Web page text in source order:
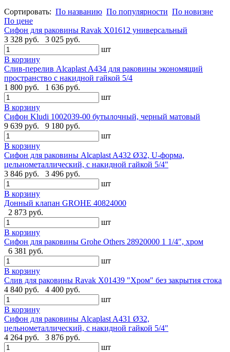
Сортировать: По названию По популярности По новизне
По цене
Сифон для раковины Ravak X01612 универсальный
3 328 руб.
3 025 руб.
шт
В корзину
Слив-перелив Alcaplast A434 для раковины экономящий
пространство с накидной гайкой 5/4
1 800 руб.
1 636 руб.
шт
В корзину
Сифон Kludi 1002039-00 бутылочный, черный матовый
9 639 руб.
9 180 руб.
шт
В корзину
Сифон для раковины Alcaplast A432 Ø32, U-форма,
цельнометаллический, с накидной гайкой 5/4"
3 846 руб.
3 496 руб.
шт
В корзину
Донный клапан GROHE 40824000
2 873 руб.
шт
В корзину
Сифон для раковины Grohe Others 28920000 1 1/4″, хром
6 381 руб.
шт
В корзину
Слив для раковины Ravak X01439 "Хром" без закрытия стока
4 840 руб.
4 400 руб.
шт
В корзину
Сифон для раковины Alcaplast A431 Ø32,
цельнометаллический, с накидной гайкой 5/4"
4 264 руб.
3 876 руб.
шт